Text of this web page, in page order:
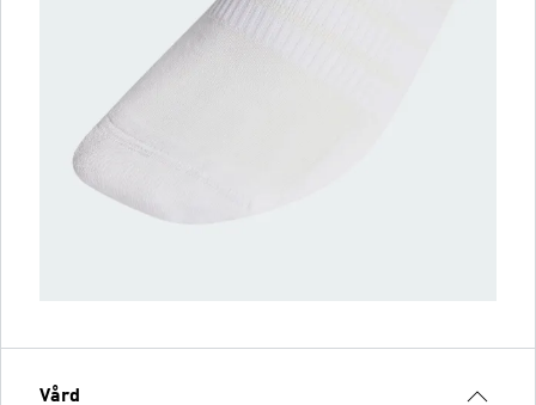
Vård